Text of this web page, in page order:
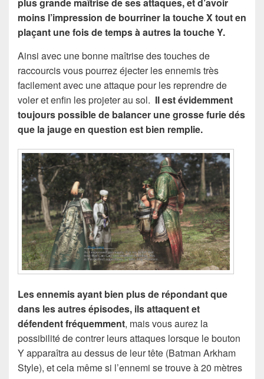
moins l’impression de bourriner la touche X tout en
plaçant une fois de temps à autres la touche Y.
Ainsi avec une bonne maîtrise des touches de
raccourcis vous pourrez éjecter les ennemis très
facilement avec une attaque pour les reprendre de
voler et enfin les projeter au sol. Il est évidemment
toujours possible de balancer une grosse furie dés
que la jauge en question est bien remplie.
Les ennemis ayant bien plus de répondant que
dans les autres épisodes, ils attaquent et
défendent fréquemment, mais vous aurez la
possibilité de contrer leurs attaques lorsque le bouton
Y apparaîtra au dessus de leur tête (Batman Arkham
Style), et cela même si l’ennemi se trouve à 20 mètres